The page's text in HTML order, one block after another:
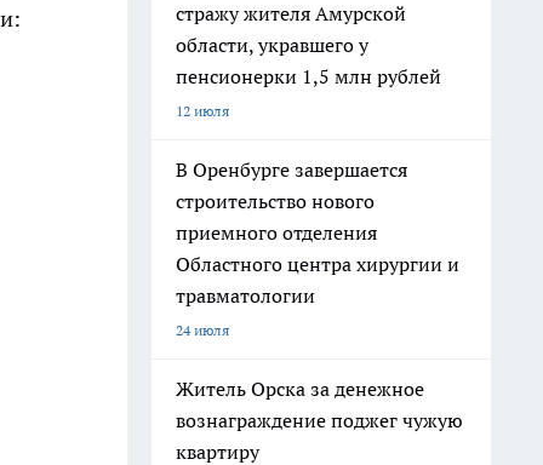
стражу жителя Амурской
области, укравшего у
пенсионерки 1,5 млн рублей
12 июля
В Оренбурге завершается
строительство нового
приемного отделения
Областного центра хирургии и
травматологии
24 июля
Житель Орска за денежное
вознаграждение поджег чужую
квартиру